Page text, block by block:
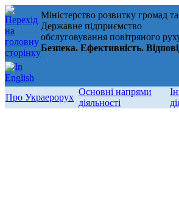
Міністерство розвитку громад
Державне підприємство
обслуговування повітряного
Безпека. Ефективність.
Про Украерорух
Основні напрями
діяльності